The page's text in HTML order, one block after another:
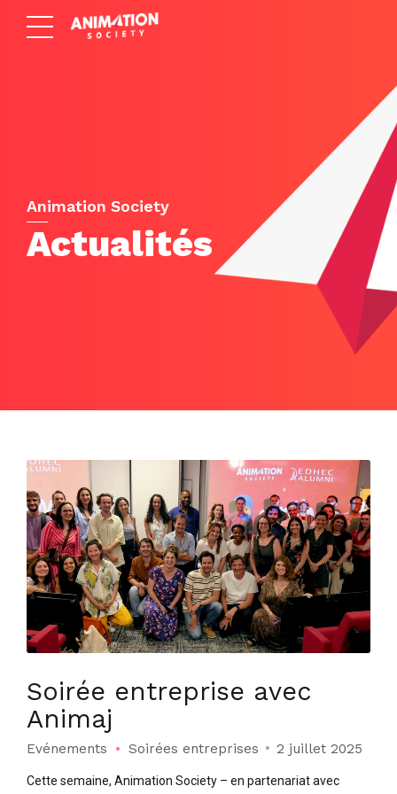
Animation Society
Actualités
Soirée entreprise avec
Animaj
Evénements Soirées entreprises 2 juillet 2025
Cette semaine, Animation Society – en partenariat avec